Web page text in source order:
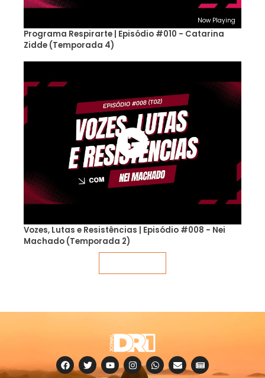
Now Playing
Programa Respirarte | Episódio #010 - Catarina
Zidde (Temporada 4)
Vozes, Lutas e Resistências | Episódio #008 - Nei
Machado (Temporada 2)